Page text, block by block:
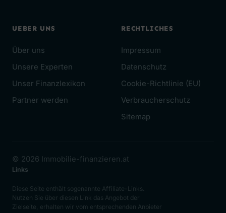
UEBER UNS
Über uns
Unsere Experten
Unser Finanzlexikon
Partner werden
RECHTLICHES
Impressum
Datenschutz
Cookie-Richtlinie (EU)
Verbraucherschutz
Sitemap
© 2026 Immobilie-finanzieren.at
Links
Diese Seite enthält sogenannte Affiliate-Links.
Nutzen Sie über diesen Link das Angebot der
Zielseite, erhalten wir vom entsprechenden Anbieter